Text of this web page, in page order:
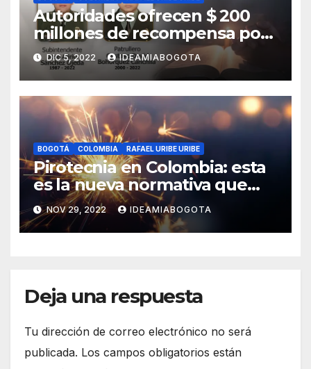
Autoridades ofrecen $ 200
millones de recompensa por
asesinato de dos policías en
Bosa, sur de Bogotá
DIC 5, 2022 IDEAMIABOGOTA
BOGOTÁ COLOMBIA RAFAEL URIBE URIBE
Pirotecnia en Colombia: esta
es la nueva normativa que
regula su uso y
comercialización
NOV 29, 2022 IDEAMIABOGOTA
Deja una respuesta
Tu dirección de correo electrónico no será
publicada. Los campos obligatorios están